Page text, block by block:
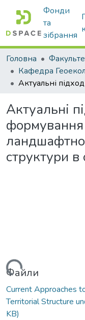
Фонди
та
зібрання
Головна
Актуальні
формування
структури
Файли
Current Approaches
Territorial Structure
KB)